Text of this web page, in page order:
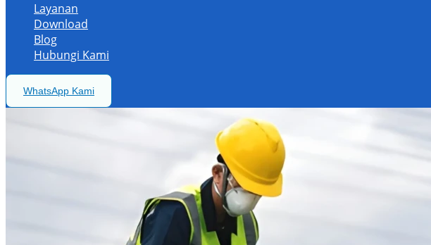
Layanan
Download
Blog
Hubungi Kami
WhatsApp Kami